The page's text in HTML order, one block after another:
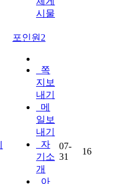
시물
포인원2
쪽
지보
내기
메
일보
내기
자
기소
개
아
07-
31
16